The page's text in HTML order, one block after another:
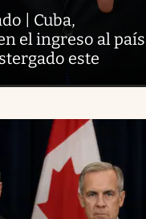
| Cuba,
el ingreso al país
este